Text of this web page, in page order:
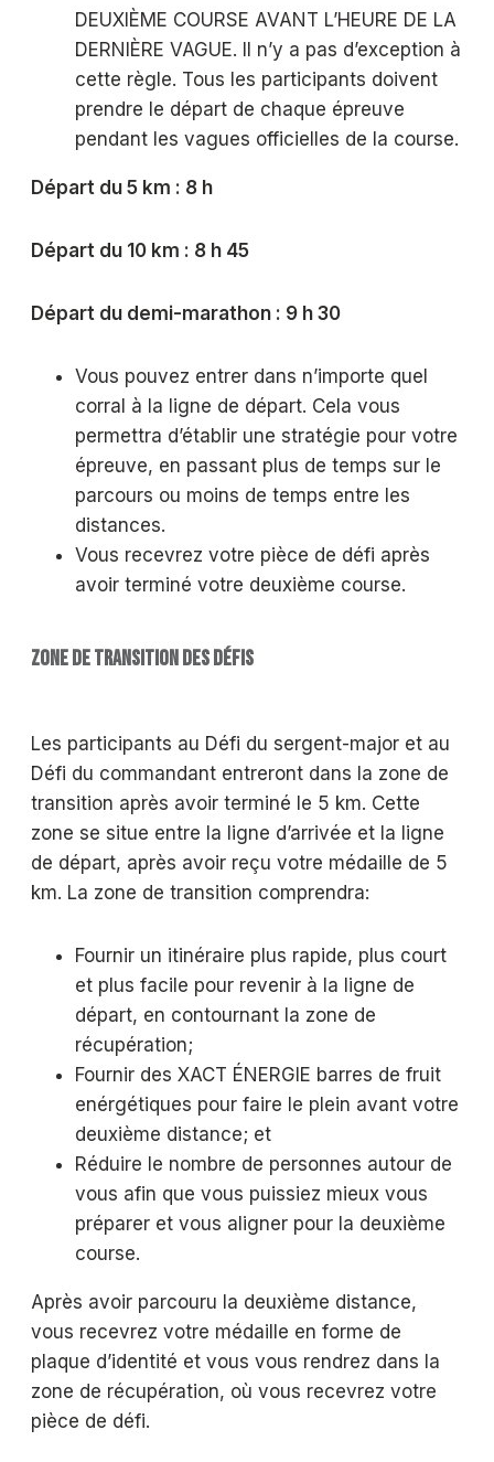
DEUXIÈME COURSE AVANT L’HEURE DE LA
DERNIÈRE VAGUE. Il n’y a pas d’exception à
cette règle. Tous les participants doivent
prendre le départ de chaque épreuve
pendant les vagues officielles de la course.
Départ du 5 km : 8 h
Départ du 10 km : 8 h 45
Départ du demi-marathon : 9 h 30
Vous pouvez entrer dans n’importe quel
corral à la ligne de départ. Cela vous
permettra d’établir une stratégie pour votre
épreuve, en passant plus de temps sur le
parcours ou moins de temps entre les
distances.
Vous recevrez votre pièce de défi après
avoir terminé votre deuxième course.
ZONE DE TRANSITION DES DÉFIS
Les participants au Défi du sergent-major et au
Défi du commandant entreront dans la zone de
transition après avoir terminé le 5 km. Cette
zone se situe entre la ligne d’arrivée et la ligne
de départ, après avoir reçu votre médaille de 5
km. La zone de transition comprendra:
Fournir un itinéraire plus rapide, plus court
et plus facile pour revenir à la ligne de
départ, en contournant la zone de
récupération;
Fournir des XACT ÉNERGIE barres de fruit
enérgétiques pour faire le plein avant votre
deuxième distance; et
Réduire le nombre de personnes autour de
vous afin que vous puissiez mieux vous
préparer et vous aligner pour la deuxième
course.
Après avoir parcouru la deuxième distance,
vous recevrez votre médaille en forme de
plaque d’identité et vous vous rendrez dans la
zone de récupération, où vous recevrez votre
pièce de défi.